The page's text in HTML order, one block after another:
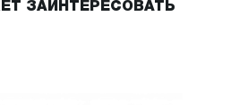
ЗАИНТЕРЕСОВАТЬ